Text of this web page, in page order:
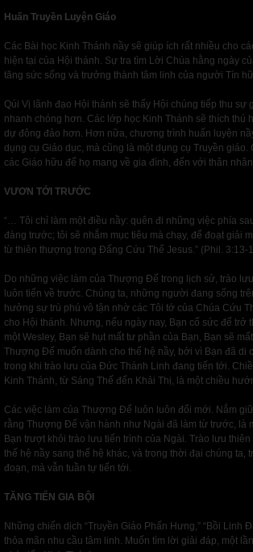
Huấn Truyền Luyện Giáo
Các Bài học Kinh Thánh nầy sẽ giúp ích rất nhiều cho
hiện tại của Hội thánh. Sự tra tìm Lời Chúa hằng ngày
tăng sức sống và trưởng thành tâm linh của người Tín
Qúi Vị lãnh đạo Hội thánh sẽ thấy Hội chúng tiếp thu sự
nhanh chóng hơn. Các lớp học Kinh Thánh sẽ thích thú
dự đông đảo hơn. Hơn nữa, chương trình huấn luyện
dụng cụ Giáo dục, mà cũng là một dụng cụ Truyền giáo.
các Giáo hữu để họ mang về gia đình, đến với thân
VƯƠN TỚI TRƯỚC
“… Tôi chỉ làm một điều nầy: quên đi những việc phía
đàng trước; tôi sẽ nhắm mục tiêu mà chạy, để đoạt giải
từ thiên thượng trong Đấng Cứu Thế Jesus.” (Phil. 3:13-
Do những việc làm của Thượng Đế trong lịch sử, trào
luôn tiến về trước. Chúng ta, những người đang sống
hưởng sự trù phú vô tận nhờ các Tôi tớ của Chúa Cứu
cho Hội thánh. Nhưng, nếu ngày nay, Bạn cố sức để trở
một Wesley, Bạn sẽ hụt mất tư phần của Bạn, Bạn sẽ
Thượng Đế muốn dành cho thế hệ nầy, bởi vì Bạn đã di
trong khi trào lưu của Đức Thánh Linh đang tiến tới.
Kinh Thánh, từ Sáng Thế đến Khải Thị, là một chiều
Các việc làm của Thượng Đế luôn luôn đổi mới. Nắm
rằng Thượng Đế vận hành như Ngài đã làm từ trước, là
Bạn trượt khỏi trào lưu tiến trình của Ngài. Trào lưu
thế hệ nầy sang thế hệ khác, và trong thời đại chúng ta,
đoạn, mà vẫn tuần tự tiến tới.
TĂNG TIẾN GIA BỘI
Những chiến dịch “Truyền Giáo Phấn Hưng,” “Bồi Linh
thỏa mãn nhu cầu tâm linh. Muốn tìm lời giải đáp, một